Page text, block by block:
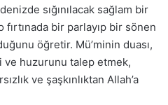
sığınılacak sağlam bir
bir parlayıp bir sönen
öğretir. Mü’minin duası,
ve huzurunu talep etmek,
ve şaşkınlıktan Allah’a